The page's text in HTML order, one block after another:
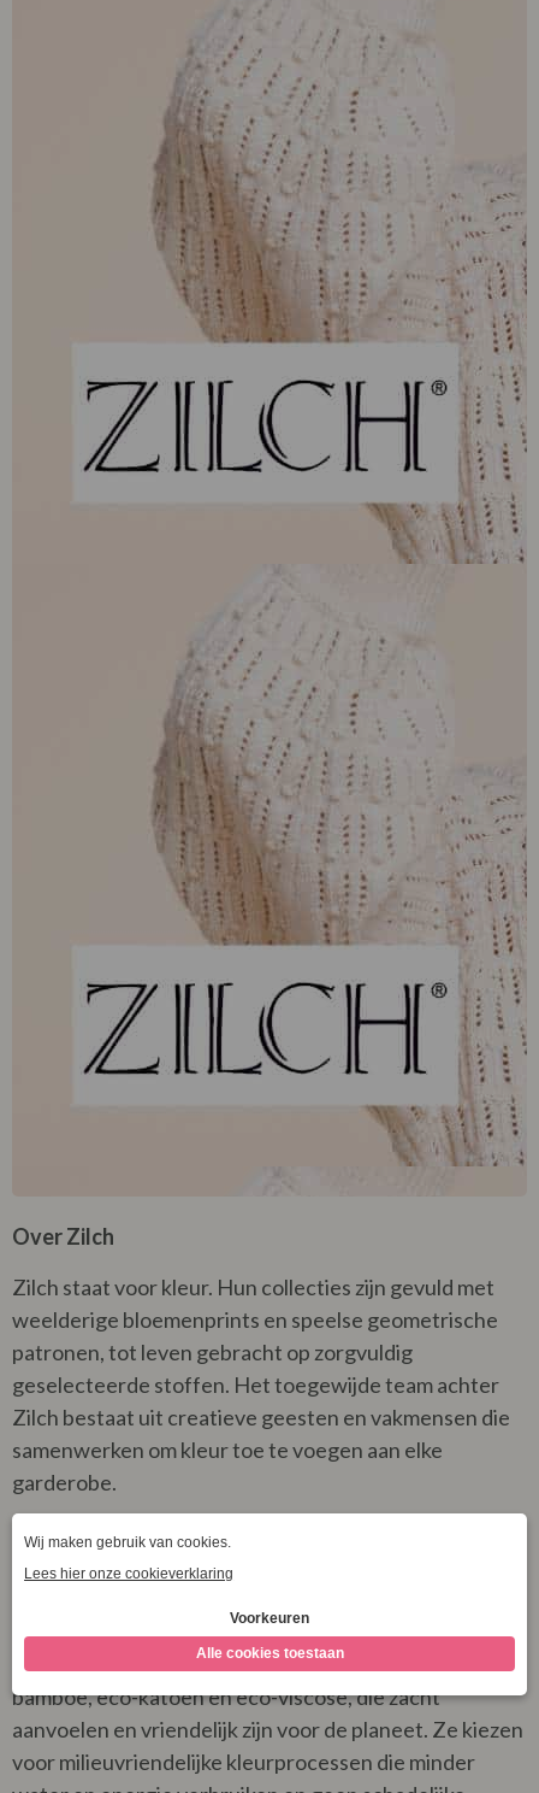
Over Zilch
Zilch staat voor kleur. Hun collecties zijn gevuld met
weelderige bloemenprints en speelse geometrische
patronen, tot leven gebracht op zorgvuldig
geselecteerde stoffen. Het toegewijde team achter
Zilch bestaat uit creatieve geesten en vakmensen die
samenwerken om kleur toe te voegen aan elke
garderobe.
Klik
hier
voor onze gehele Zilch collectie!
Duurzaamheid en Materialen
Zilch gelooft dat mode zowel mooi als verantwoord kan
zijn. Daarom gebruiken ze duurzame materialen zoals
bamboe, eco-katoen en eco-viscose, die zacht
aanvoelen en vriendelijk zijn voor de planeet. Ze kiezen
voor milieuvriendelijke kleurprocessen die minder